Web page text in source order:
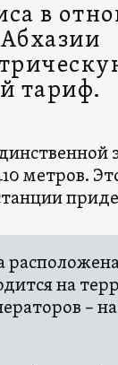
в
тариф.
метров.
на
–